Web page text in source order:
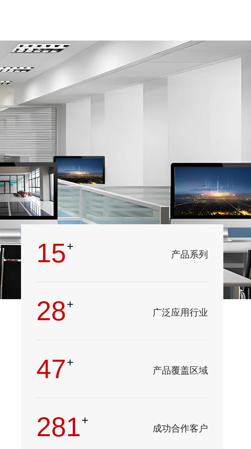
16+
产品系列
30+
广泛应用行业
50+
产品覆盖区域
300+
成功合作客户